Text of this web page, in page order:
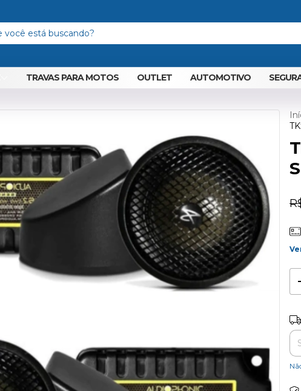
TRAVAS PARA MOTOS OUTLET AUTOMOTIVO